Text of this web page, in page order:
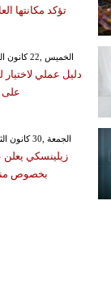
تؤكد مكانتها
GMT 18:46 2026 الخميس ,22 كانون الثاني / يناير
دليل عملي
على
GMT 09:47 2026 الجمعة ,30 كانون الثاني / يناير
زيلينسكي
بخصوص